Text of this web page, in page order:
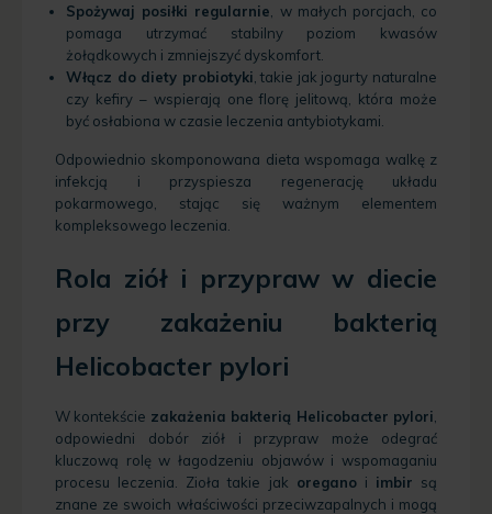
Spożywaj posiłki regularnie , w małych porcjach, co
pomaga utrzymać stabilny poziom kwasów
żołądkowych i zmniejszyć dyskomfort.
Włącz do diety probiotyki , takie jak jogurty naturalne
czy kefiry – wspierają one florę jelitową, która może
być osłabiona w czasie leczenia antybiotykami.
Odpowiednio skomponowana dieta wspomaga walkę z
infekcją i przyspiesza regenerację układu
pokarmowego, stając się ważnym elementem
kompleksowego leczenia.
Rola ziół i przypraw w diecie
przy zakażeniu bakterią
Helicobacter pylori
W kontekście zakażenia bakterią Helicobacter pylori
odpowiedni dobór ziół i przypraw może odegrać
kluczową rolę w łagodzeniu objawów i wspomaganiu
procesu leczenia. Zioła takie jak oreganoi imbir są
znane ze swoich właściwości przeciwzapalnych i mogą